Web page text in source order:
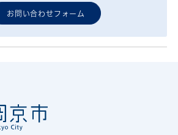
お問い合わせフォーム